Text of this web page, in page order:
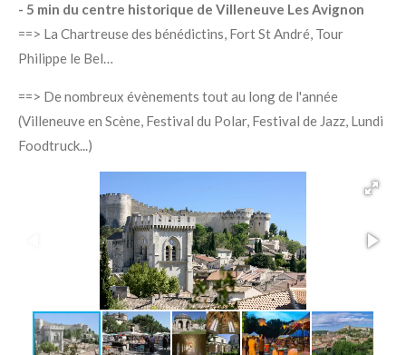
- 5 min du centre historique de Villeneuve Les Avignon
==> La Chartreuse des bénédictins, Fort St André, Tour
Philippe le Bel…
==> De nombreux évènements tout au long de l'année
(Villeneuve en Scène, Festival du Polar, Festival de Jazz, Lundi
Foodtruck...)